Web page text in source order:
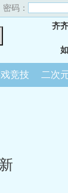
密码：
齐
竞技 二次